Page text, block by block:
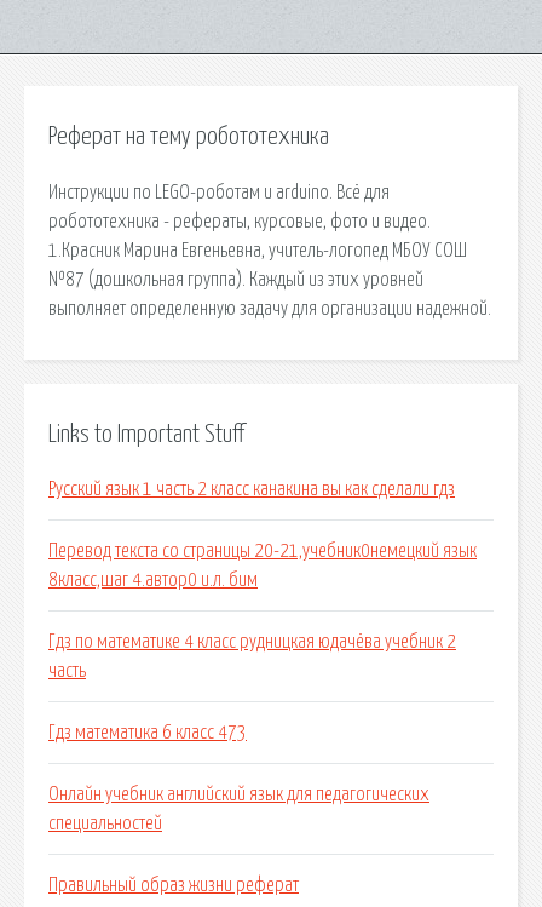
Реферат на тему робототехника
Инструкции по LEGO-роботам и arduino. Всё для
робототехника - рефераты, курсовые, фото и видео.
1.Красник Марина Евгеньевна, учитель-логопед МБОУ СОШ
№87 (дошкольная группа). Каждый из этих уровней
выполняет определенную задачу для организации надежной.
Links to Important Stuff
Русский язык 1 часть 2 класс канакина вы как сделали гдз
Перевод текста со страницы 20-21,учебник0немецкий язык
8класс,шаг 4.автор0 и.л. бим
Гдз по математике 4 класс рудницкая юдачёва учебник 2
часть
Гдз математика 6 класс 473
Онлайн учебник английский язык для педагогических
специальностей
Правильный образ жизни реферат